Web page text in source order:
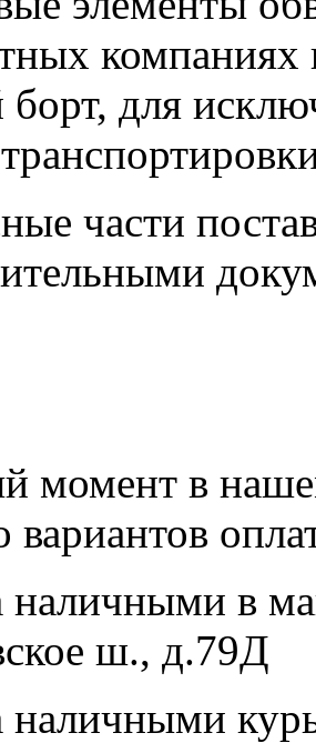
борт, для
части
момент в
вариантов
наличными в
ш., д.79Д
наличными